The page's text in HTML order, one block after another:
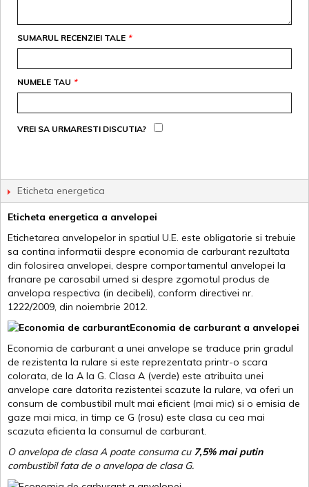
*
SUMARUL RECENZIEI TALE
*
NUMELE TAU
VREI SA URMARESTI DISCUTIA?
Eticheta energetica
Eticheta energetica a anvelopei
Etichetarea anvelopelor in spatiul U.E. este obligatorie si trebuie
sa contina informatii despre economia de carburant rezultata
din folosirea anvelopei, despre comportamentul anvelopei la
franare pe carosabil umed si despre zgomotul produs de
anvelopa respectiva (in decibeli), conform directivei nr.
1222/2009, din noiembrie 2012.
Economia de carburant a anvelopei
Economia de carburant a unei anvelope se traduce prin gradul
de rezistenta la rulare si este reprezentata printr-o scara
colorata, de la A la G. Clasa A (verde) este atribuita unei
anvelope care datorita rezistentei scazute la rulare, va oferi un
consum de combustibil mult mai eficient (mai mic) si o emisia de
gaze mai mica, in timp ce G (rosu) este clasa cu cea mai
scazuta eficienta la consumul de carburant.
O anvelopa de clasa A poate consuma cu 7,5% mai putin
combustibil fata de o anvelopa de clasa G.